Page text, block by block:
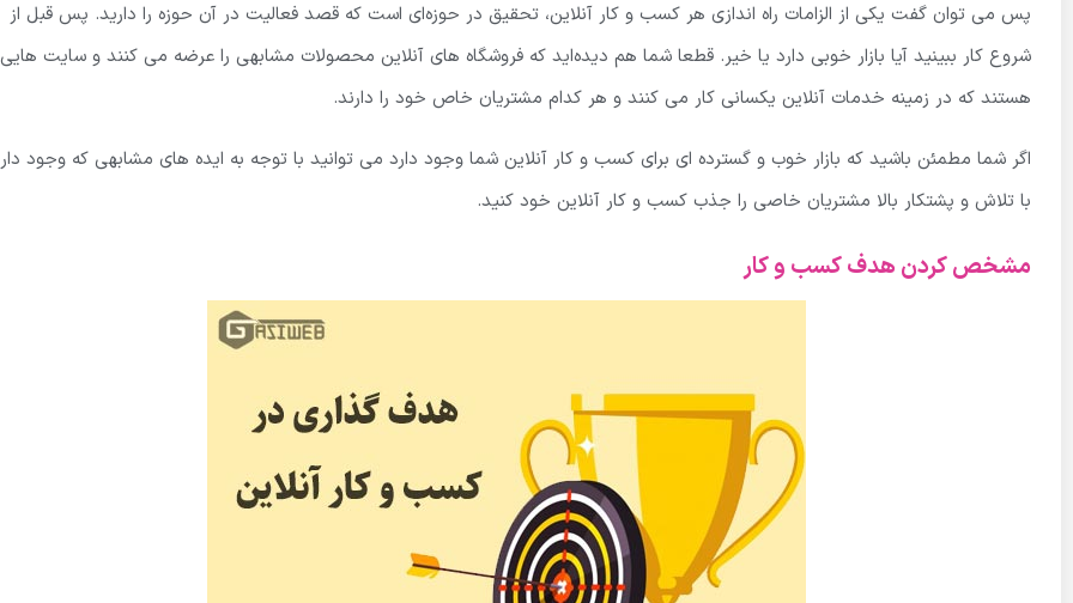
پس می توان گفت یکی از الزامات راه اندازی هر کسب و کار آنلاین، تحقیق در حوزه‌ای است که قصد فعالیت در آن حوزه را دارید. پس قبل از
شروع کار ببینید آیا بازار خوبی دارد یا خیر. قطعا شما هم دیده‌اید که فروشگاه های آنلاین محصولات مشابهی را عرضه می کنند و سایت هایی
هستند که در زمینه خدمات آنلاین یکسانی کار می کنند و هر کدام مشتریان خاص خود را دارند.
اگر شما مطمئن باشید که بازار خوب و گسترده ای برای کسب و کار آنلاین شما وجود دارد می توانید با توجه به ایده های مشابهی که وجود
با تلاش و پشتکار بالا مشتریان خاصی را جذب کسب و کار آنلاین خود کنید.
مشخص کردن هدف کسب و کار